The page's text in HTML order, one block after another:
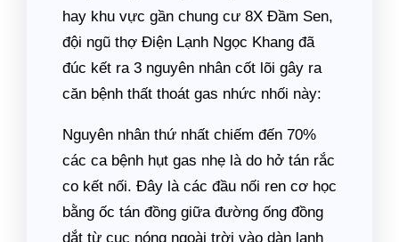
hay khu vực gần chung cư 8X Đầm Sen,
đội ngũ thợ Điện Lạnh Ngọc Khang đã
đúc kết ra 3 nguyên nhân cốt lõi gây ra
căn bệnh thất thoát gas nhức nhối này:
Nguyên nhân thứ nhất chiếm đến 70%
các ca bệnh hụt gas nhẹ là do hở tán rắc
co kết nối. Đây là các đầu nối ren cơ học
bằng ốc tán đồng giữa đường ống đồng
dắt từ cục nóng ngoài trời vào dàn lạnh